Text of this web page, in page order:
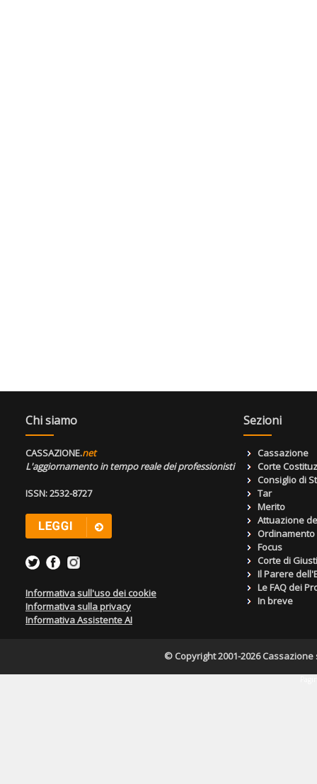
Chi siamo
CASSAZIONE.net
L'aggiornamento in tempo reale dei professionisti
ISSN: 2532-8727
Informativa sull'uso dei cookie
Informativa sulla privacy
Informativa Assistente AI
Sezioni
Cassazione
Corte
Consiglio di
Tar
Merito
Attuazione
Focus
Corte di
Il Parere
Le FAQ dei
In breve
© Copyright 2001-2026 Cassazione